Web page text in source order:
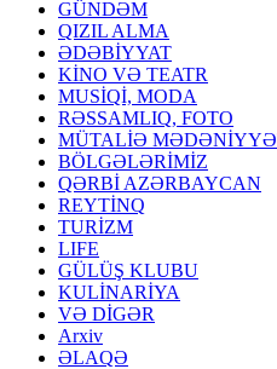
GÜNDƏM
QIZIL ALMA
ƏDƏBİYYAT
KİNO VƏ TEATR
MUSİQİ, MODA
RƏSSAMLIQ, FOTO
MÜTALİƏ
BÖLGƏLƏRİMİZ
QƏRBİ AZƏRBAYCAN
REYTİNQ
TURİZM
LIFE
GÜLÜŞ KLUBU
KULİNARİYA
VƏ DİGƏR
Arxiv
ƏLAQƏ